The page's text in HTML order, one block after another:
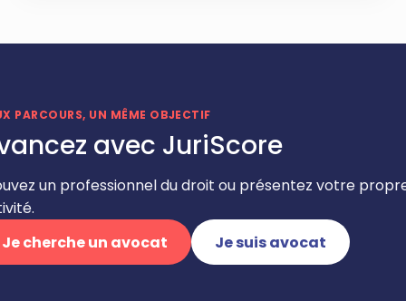
PARCOURS, UN MÊME OBJECTIF
avec JuriScore
un professionnel du droit ou présentez votre
Je cherche un avocat
Je suis avocat